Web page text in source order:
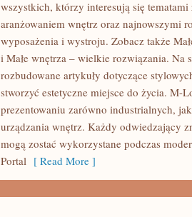
wszystkich, którzy interesują się
aranżowaniem wnętrz oraz najnowszymi
wyposażenia i wystroju. Zobacz także
i Małe wnętrza – wielkie rozwiązania. Na
rozbudowane artykuły dotyczące
stworzyć estetyczne miejsce do życia. M-
prezentowaniu zarówno industrialnych,
urządzania wnętrz. Każdy odwiedzający
mogą zostać wykorzystane podczas
Portal [ Read More ]